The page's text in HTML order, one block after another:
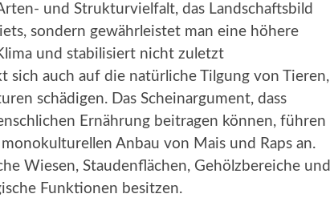
und Strukturvielfalt, das Landschaftsbild
sondern gewährleistet man eine höhere
und stabilisiert nicht zuletzt
sich auch auf die natürliche Tilgung von Tieren,
schädigen. Das Scheinargument, dass
Ernährung beitragen können, führen
Anbau von Mais und Raps an.
Wiesen, Staudenflächen, Gehölzbereiche und
Funktionen besitzen.